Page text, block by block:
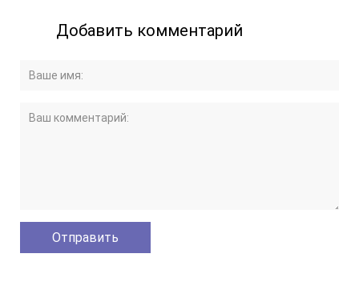
Добавить комментарий